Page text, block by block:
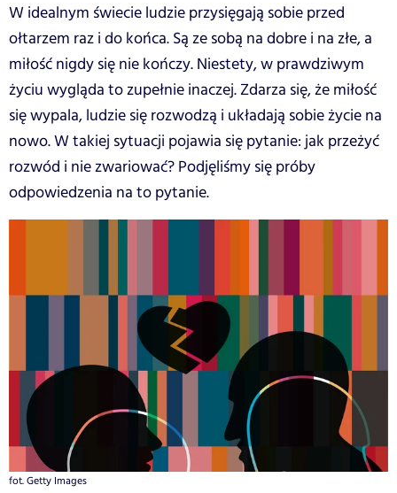
W idealnym świecie ludzie przysięgają sobie przed
ołtarzem raz i do końca. Są ze sobą na dobre i na złe, a
miłość nigdy się nie kończy. Niestety, w prawdziwym
życiu wygląda to zupełnie inaczej. Zdarza się, że miłość
się wypala, ludzie się rozwodzą i układają sobie życie na
nowo. W takiej sytuacji pojawia się pytanie: jak przeżyć
rozwód i nie zwariować? Podjęliśmy się próby
odpowiedzenia na to pytanie.
fot. Getty Images